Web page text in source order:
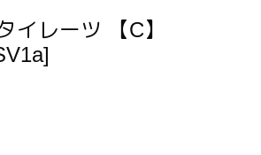
イレーツ 【C】